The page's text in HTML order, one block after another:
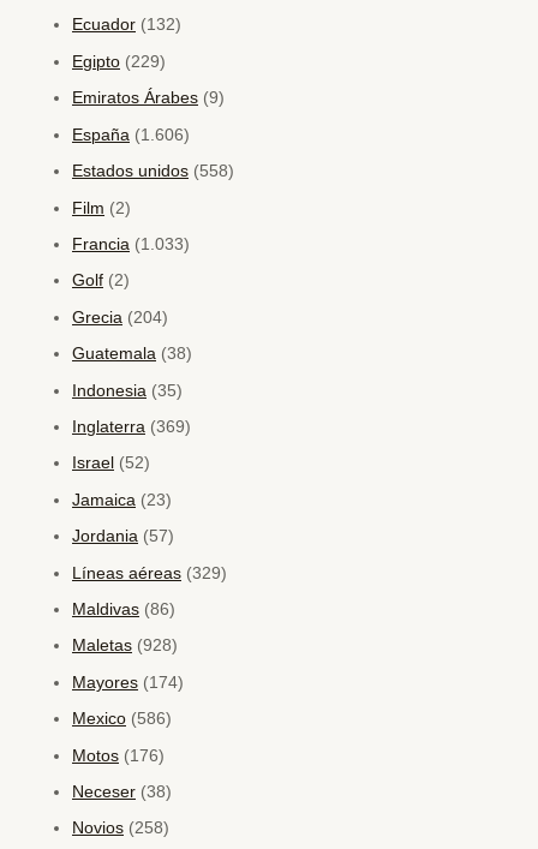
Ecuador (132)
Egipto (229)
Emiratos Árabes (9)
España (1.606)
Estados unidos (558)
Film (2)
Francia (1.033)
Golf (2)
Grecia (204)
Guatemala (38)
Indonesia (35)
Inglaterra (369)
Israel (52)
Jamaica (23)
Jordania (57)
Líneas aéreas (329)
Maldivas (86)
Maletas (928)
Mayores (174)
Mexico (586)
Motos (176)
Neceser (38)
Novios (258)